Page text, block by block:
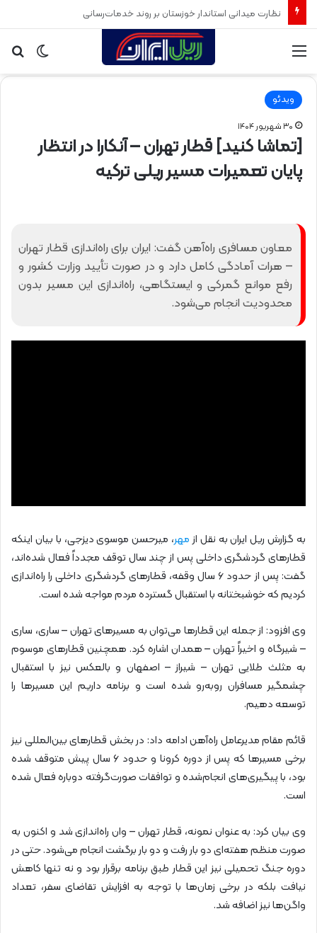
روشنایی در مسیر دسترسی ایستگاه راه‌آهن رشت
تغییر
پوسته
ویدئو
۳۰ شهریور ۱۴۰۴
[تماشا کنید] قطار تهران – آنکارا در انتظار
پایان تعمیرات مسیر ریلی ترکیه
معاون مسافری راه‌آهن گفت: ایران برای راه‌اندازی قطار تهران
– هرات آمادگی کامل دارد و در صورت تأیید وزارت کشور و
رفع موانع گمرکی و ایستگاهی، راه‌اندازی این مسیر بدون
محدودیت انجام می‌شود.
به گزارش ریل ایران به نقل ازمهر، میرحسن موسوی دیزجی، با بیان اینکه
قطارهای گردشگری داخلی پس از چند سال توقف مجدداً فعال شده‌اند،
گفت: پس از حدود ۶ سال وقفه، قطارهای گردشگری داخلی را راه‌اندازی
کردیم که خوشبختانه با استقبال گسترده مردم مواجه شده است.
وی افزود: از جمله این قطارها می‌توان به مسیرهای تهران – ساری، ساری
– شیرگاه و اخیراً تهران – همدان اشاره کرد. همچنین قطارهای موسوم
به مثلث طلایی تهران – شیراز – اصفهان و بالعکس نیز با استقبال
چشمگیر مسافران روبه‌رو شده است و برنامه داریم این مسیرها را
توسعه دهیم.
قائم مقام مدیرعامل راه‌آهن ادامه داد: در بخش قطارهای بین‌المللی نیز
برخی مسیرها که پس از دوره کرونا و حدود ۶ سال پیش متوقف شده
بود، با پیگیری‌های انجام‌شده و توافقات صورت‌گرفته دوباره فعال شده
است.
وی بیان کرد: به عنوان نمونه، قطار تهران – وان راه‌اندازی شد و اکنون به
صورت منظم هفته‌ای دو بار رفت و دو بار برگشت انجام می‌شود. حتی در
دوره جنگ تحمیلی نیز این قطار طبق برنامه برقرار بود و نه تنها کاهش
نیافت بلکه در برخی زمان‌ها با توجه به افزایش تقاضای سفر، تعداد
واگن‌ها نیز اضافه شد.